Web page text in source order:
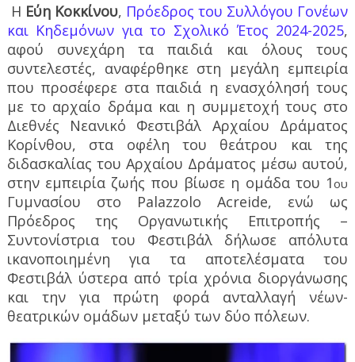
Η Εύη Κοκκίνου, Πρόεδρος του Συλλόγου Γονέων
και Κηδεμόνων για το Σχολικό Έτος 2024-2025,
αφού συνεχάρη τα παιδιά και όλους τους
συντελεστές, αναφέρθηκε στη μεγάλη εμπειρία
που προσέφερε στα παιδιά η ενασχόλησή τους
με το αρχαίο δράμα και η συμμετοχή τους στο
Διεθνές Νεανικό Φεστιβάλ Αρχαίου Δράματος
Κορίνθου, στα οφέλη του θεάτρου και της
διδασκαλίας του Αρχαίου Δράματος μέσω αυτού,
στην εμπειρία ζωής που βίωσε η ομάδα του 1ου
Γυμνασίου στο Palazzolo Acreide, ενώ ως
Πρόεδρος της Οργανωτικής Επιτροπής –
Συντονίστρια του Φεστιβάλ δήλωσε απόλυτα
ικανοποιημένη για τα αποτελέσματα του
Φεστιβάλ ύστερα από τρία χρόνια διοργάνωσης
και την για πρώτη φορά ανταλλαγή νέων-
θεατρικών ομάδων μεταξύ των δύο πόλεων.